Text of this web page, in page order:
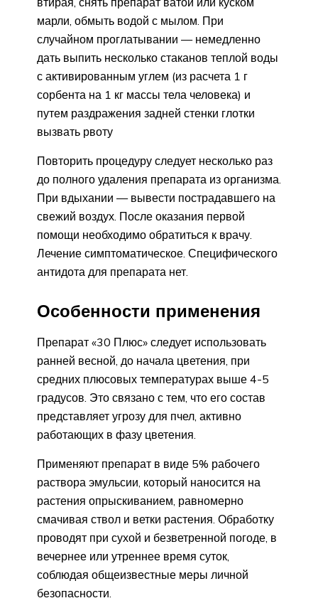
марли, обмыть водой с мылом. При
случайном проглатывании — немедленно
дать выпить несколько стаканов теплой воды
с активированным углем (из расчета 1 г
сорбента на 1 кг массы тела человека) и
путем раздражения задней стенки глотки
вызвать рвоту
Повторить процедуру следует несколько раз
до полного удаления препарата из организма.
При вдыхании — вывести пострадавшего на
свежий воздух. После оказания первой
помощи необходимо обратиться к врачу.
Лечение симптоматическое. Специфического
антидота для препарата нет.
Особенности применения
Препарат «30 Плюс» следует использовать
ранней весной, до начала цветения, при
средних плюсовых температурах выше 4-5
градусов. Это связано с тем, что его состав
представляет угрозу для пчел, активно
работающих в фазу цветения.
Применяют препарат в виде 5% рабочего
раствора эмульсии, который наносится на
растения опрыскиванием, равномерно
смачивая ствол и ветки растения. Обработку
проводят при сухой и безветренной погоде, в
вечернее или утреннее время суток,
соблюдая общеизвестные меры личной
безопасности.